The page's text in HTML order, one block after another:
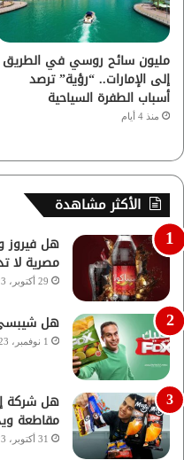
مليون سائح روسي في الطريق
إلى الإمارات.. “رؤية” ترصد
أسباب الطفرة السياحية
منذ 4 أيام
الأكثر مشاهدة
هل فيروز
مصرية لا
29 أكتوبر، 2023
هل
1 نوفمبر، 2023
هل شركة
مقاطعة
31 أكتوبر، 2023